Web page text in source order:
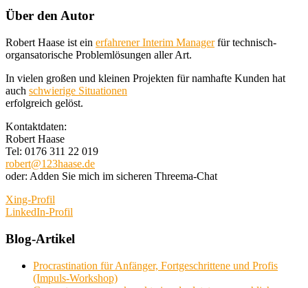
Über den Autor
Robert Haase ist ein erfahrener Interim Managerfür technisch-
organsatorische Problemlösungen aller Art.
In vielen großen und kleinen Projekten für namhafte Kunden hat
auch schwierige Situationen
erfolgreich gelöst.
Kontaktdaten:
Robert Haase
Tel: 0176 311 22 019
robert@123haase.de
oder: Adden Sie mich im sicheren Threema-Chat
Xing-Profil
LinkedIn-Profil
Blog-Artikel
Procrastination für Anfänger, Fortgeschrittene und Profis
(Impuls-Workshop)